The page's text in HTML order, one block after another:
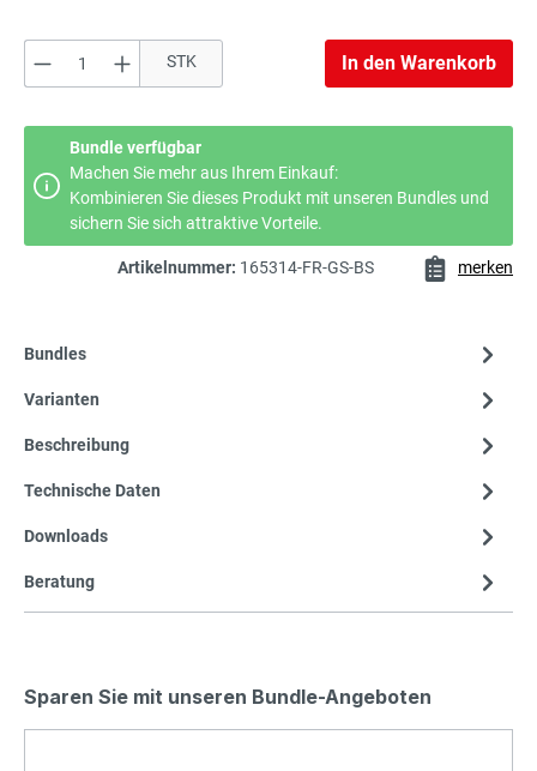
Produkt Anzahl: Gib den gewünschten
STK In den Warenkorb
Bundle verfügbar
Machen Sie mehr aus Ihrem Einkauf:
Kombinieren Sie dieses Produkt mit unseren Bundles und
sichern Sie sich attraktive Vorteile.
Artikelnummer: 165314-FR-GS-BS merken
Bundles
Varianten
Beschreibung
Technische Daten
Downloads
Beratung
Sparen Sie mit unseren Bundle-Angeboten